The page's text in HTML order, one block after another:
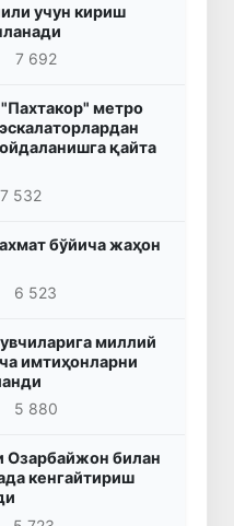
учун кириш
7 692
метро
қайта
7 532
бўйича жаҳон
6 523
миллий
имтиҳонларни
5 880
Озарбайжон билан
кенгайтириш